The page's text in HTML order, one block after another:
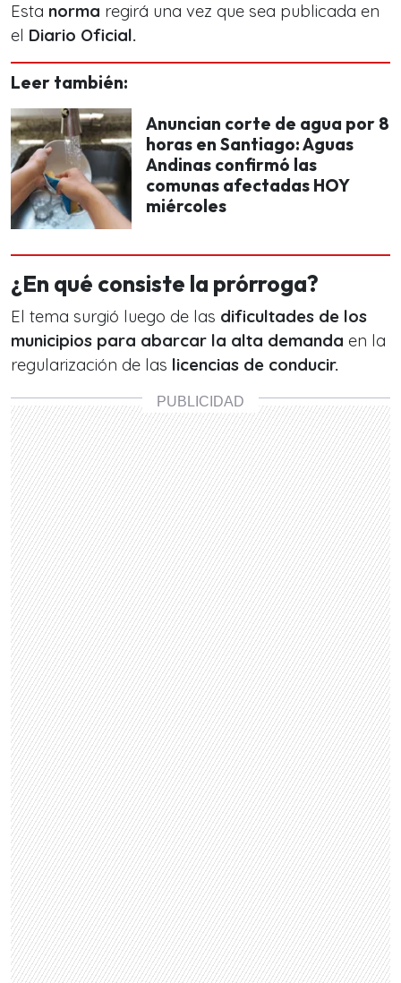
Esta norma regirá una vez que sea publicada en
el Diario Oficial.
Leer también:
Anuncian corte de agua por 8
horas en Santiago: Aguas
Andinas confirmó las
comunas afectadas HOY
miércoles
¿En qué consiste la prórroga?
El tema surgió luego de las dificultades de los
municipios para abarcar la alta demanda en la
regularización de las licencias de conducir.